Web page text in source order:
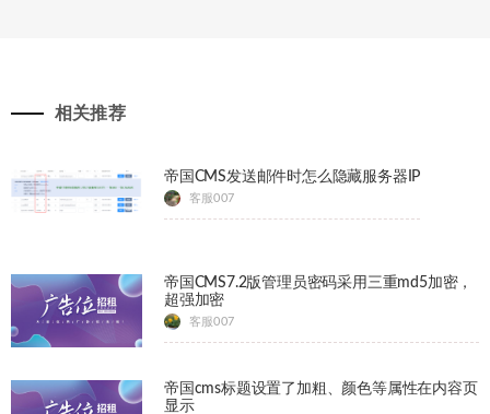
相关推荐
帝国CMS发送邮件时怎么隐藏服务器IP
客服007
帝国CMS7.2版管理员密码采用三重md5加密，
超强加密
客服007
帝国cms标题设置了加粗、颜色等属性在内容页
显示